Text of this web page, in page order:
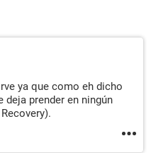
ya que como eh dicho
prender en ningún